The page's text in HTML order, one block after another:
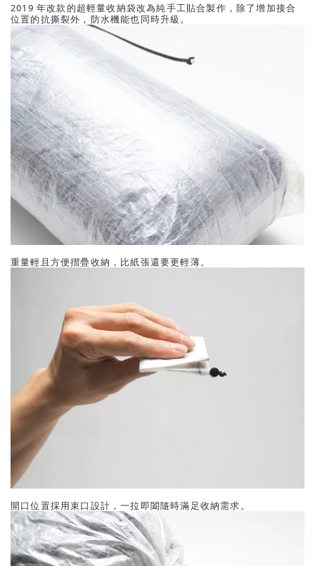
2019 年改款的超輕量收納袋改為純手工貼合製作，除了增加接合
位置的抗撕裂外，防水機能也同時升級。
重量輕且方便摺疊收納，比紙張還要更輕薄。
開口位置採用束口設計，一拉即闔隨時滿足收納需求。